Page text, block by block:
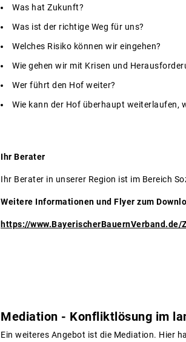
Was hat Zukunft?
Was ist der richtige Weg für uns?
Welches Risiko können wir eingehen?
Wie gehen wir mit Krisen und
Wer führt den Hof weiter?
Wie kann der Hof überhaupt weiterlaufen,
Ihr Berater
Ihr Berater in unserer Region ist im Bereich
Weitere Informationen und Flyer zum
https://www.BayerischerBauernVerband.de/
Mediation - Konfliktlösung im
Ein weiteres Angebot ist die Mediation. Hier